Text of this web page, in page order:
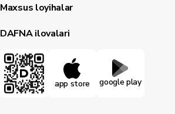
Maxsus loyihalar
DAFNA ilovalari
app store google play